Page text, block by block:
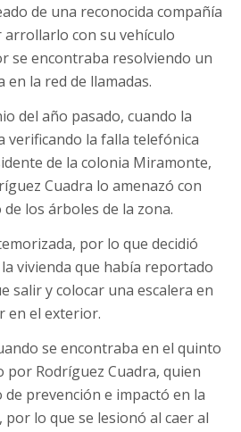
de una reconocida compañía
con su vehículo
se encontraba resolviendo un
la red de llamadas.
del año pasado, cuando la
verificando la falla telefónica
de la colonia Miramonte,
Cuadra lo amenazó con
los árboles de la zona.
por lo que decidió
vivienda que había reportado
salir y colocar una escalera en
en el exterior.
se encontraba en el quinto
Rodríguez Cuadra, quien
de prevención e impactó en la
por lo que se lesionó al caer al